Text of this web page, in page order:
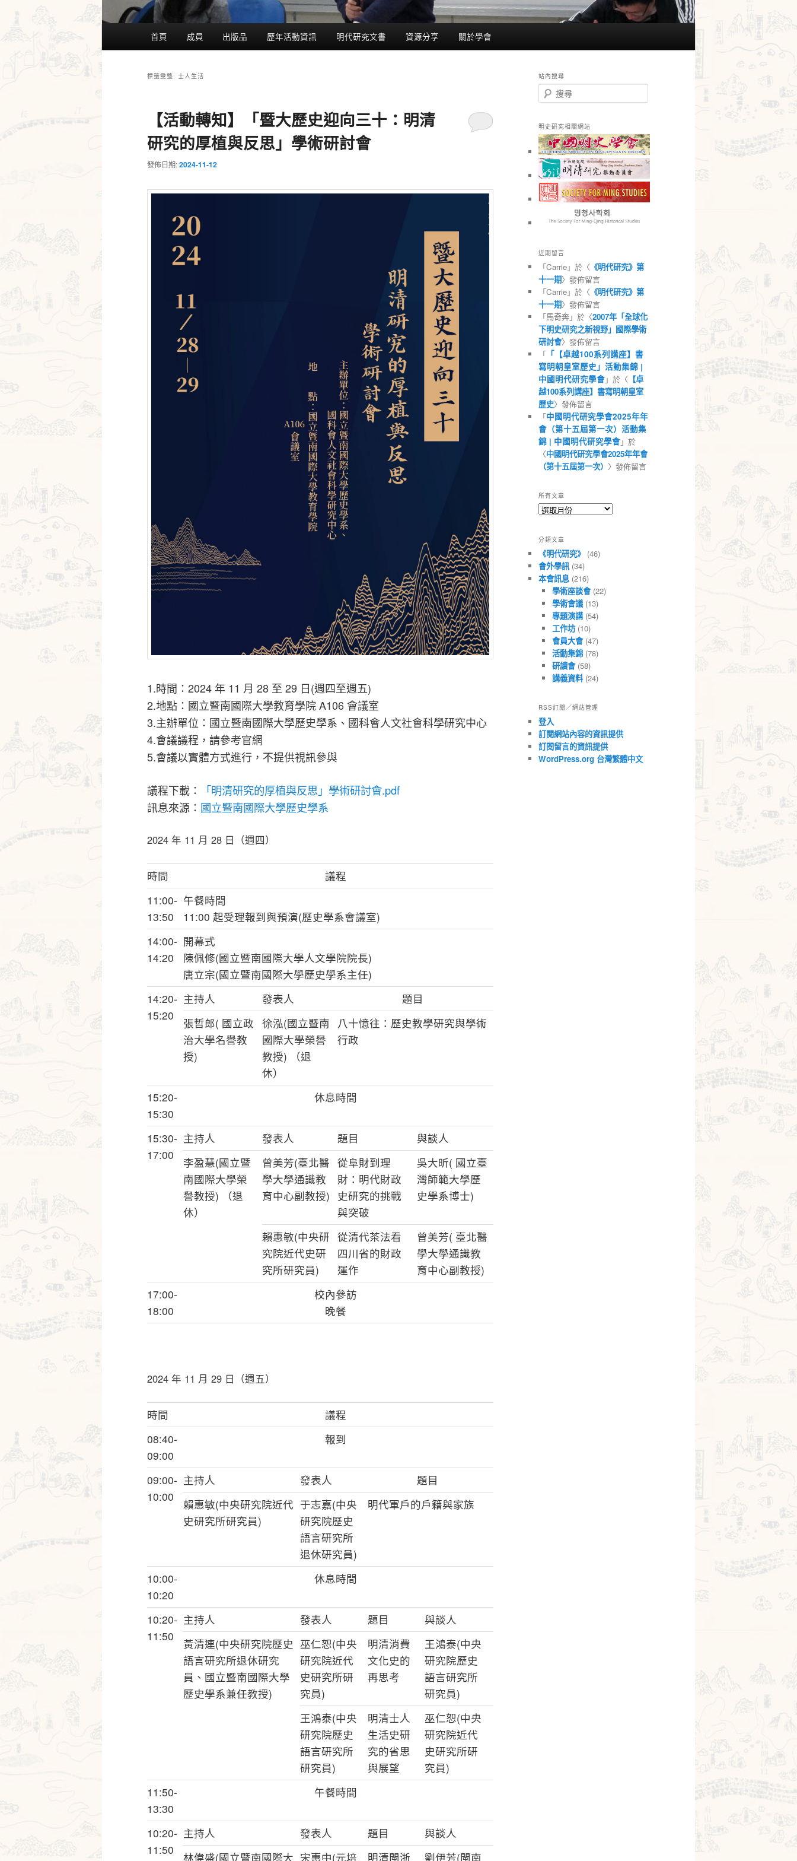
首頁 成員 出版品 歷年活動資訊 明代研究文書 資源分享 關於學會
標籤彙整: 士人生活
【活動轉知】「暨大歷史迎向三十：明清
研究的厚植與反思」學術研討會
發佈日期:2024-11-12
1.時間：2024 年 11 月 28 至 29 日(週四至週五)
2.地點：國立暨南國際大學教育學院 A106 會議室
3.主辦單位：國立暨南國際大學歷史學系、國科會人文社會科學研究中心
4.會議議程，請參考官網
5.會議以實體方式進行，不提供視訊參與
議程下載：
「明清研究的厚植與反思」學術研討會.pdf
訊息來源： 國立暨南國際大學歷史學系
2024 年 11 月 28 日（週四）
時間
議程
11:00-
13:50
午餐時間
11:00 起受理報到與預演(歷史學系會議室)
14:00-
14:20
開幕式
陳佩修(國立暨南國際大學人文學院院長)
唐立宗(國立暨南國際大學歷史學系主任)
14:20-
15:20
主持人 發表人
題目
張哲郎( 國立政
治大學名譽教
授)
徐泓(國立暨南
國際大學榮譽
教授) （退
休）
八十憶往：歷史教學研究與學術
行政
15:20-
15:30
休息時間
15:30-
17:00
主持人 發表人 題目
與談人
李盈慧(國立暨
南國際大學榮
譽教授) （退
休）
曾美芳(臺北醫
學大學通識教
育中心副教授)
從阜財到理
財：明代財政
史研究的挑戰
與突破
吳大昕( 國立臺
灣師範大學歷
史學系博士)
賴惠敏(中央研
究院近代史研
究所研究員)
從清代茶法看
四川省的財政
運作
曾美芳( 臺北醫
學大學通識教
育中心副教授)
17:00-
18:00
校內參訪
晚餐
2024 年 11 月 29 日（週五）
時間
議程
08:40-
09:00
報到
09:00-
10:00
主持人 發表人
題目
賴惠敏(中央研究院近代
史研究所研究員)
于志嘉(中央
研究院歷史
語言研究所
退休研究員)
明代軍戶的戶籍與家族
10:00-
10:20
休息時間
10:20-
11:50
主持人 發表人 題目
與談人
黃清連(中央研究院歷史
語言研究所退休研究
員、國立暨南國際大學
歷史學系兼任教授)
巫仁恕(中央
研究院近代
史研究所研
究員)
明清消費
文化史的
再思考
王鴻泰(中央
研究院歷史
語言研究所
研究員)
王鴻泰(中央
研究院歷史
語言研究所
研究員)
明清士人
生活史研
究的省思
與展望
巫仁恕(中央
研究院近代
史研究所研
究員)
11:50-
13:30
午餐時間
10:20-
11:50
主持人 發表人 題目
與談人
林偉盛(國立暨南國際大 宋惠中(元培 明清閩浙 劉伊芳(閩南
站內搜尋
搜
尋
明史研究相關網站
近期留言
「Carrie」於〈 《明代研究》第
十一期〉發佈留言
「Carrie」於〈 《明代研究》第
十一期〉發佈留言
「馬奇奔」於〈2007年「全球化
下明史研究之新視野」國際學術
研討會〉發佈留言
「 「【卓越100系列講座】書
寫明朝皇室歷史」活動集錦 |
中國明代研究學會」於〈 【卓
越100系列講座】書寫明朝皇室
歷史〉發佈留言
「中國明代研究學會2025年年
會（第十五屆第一次）活動集
錦 | 中國明代研究學會」於
〈中國明代研究學會2025年年會
（第十五屆第一次） 〉發佈留言
所有文章
所
章
分類文章
《明代研究》 (46)
會外學訊 (34)
本會訊息 (216)
學術座談會(22)
學術會議(13)
專題演講(54)
工作坊(10)
會員大會(47)
活動集錦(78)
研讀會(58)
講義資料(24)
RSS訂閱／網站管理
登入
訂閱網站內容的資訊提供
訂閱留言的資訊提供
WordPress.org 台灣繁體中文